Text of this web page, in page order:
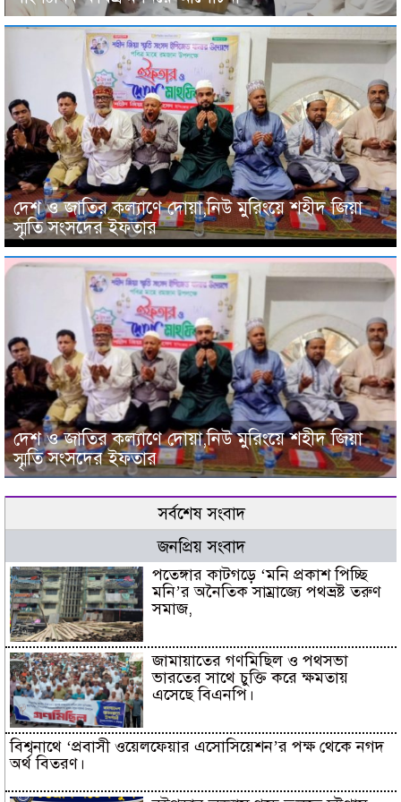
দেশ ও জাতির কল্যাণে দোয়া,নিউ মুরিংয়ে শহীদ জিয়া
স্মৃতি সংসদের ইফতার
দেশ ও জাতির কল্যাণে দোয়া,নিউ মুরিংয়ে শহীদ জিয়া
স্মৃতি সংসদের ইফতার
সর্বশেষ সংবাদ
জনপ্রিয় সংবাদ
পতেঙ্গার কাটগড়ে ‘মনি প্রকাশ পিচ্ছি
মনি’র অনৈতিক সাম্রাজ্যে পথভ্রষ্ট তরুণ
সমাজ,
জামায়াতের গণমিছিল ও পথসভা
ভারতের সাথে চুক্তি করে ক্ষমতায়
এসেছে বিএনপি।
বিশ্বনাথে ‘প্রবাসী ওয়েলফেয়ার এসোসিয়েশন’র পক্ষ থেকে নগদ
অর্থ বিতরণ।